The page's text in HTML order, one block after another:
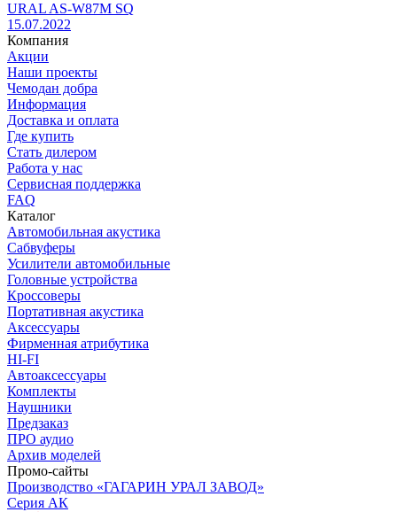
URAL AS-W87M SQ
15.07.2022
Компания
Акции
Наши проекты
Чемодан добра
Информация
Доставка и оплата
Где купить
Стать дилером
Работа у нас
Сервисная поддержка
FAQ
Каталог
Автомобильная акустика
Сабвуферы
Усилители автомобильные
Головные устройства
Кроссоверы
Портативная акустика
Аксессуары
Фирменная атрибутика
HI-FI
Автоаксессуары
Комплекты
Наушники
Предзаказ
ПРО аудио
Архив моделей
Промо-сайты
Производство «ГАГАРИН УРАЛ ЗАВОД»
Серия АК